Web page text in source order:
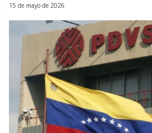
15 de mayo de 2026